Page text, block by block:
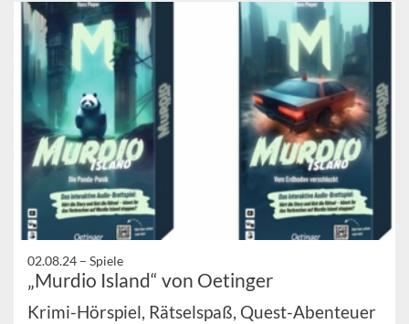
02.08.24 – Spiele
„Murdio Island“ von Oetinger
Krimi-Hörspiel, Rätselspaß, Quest-Abenteuer